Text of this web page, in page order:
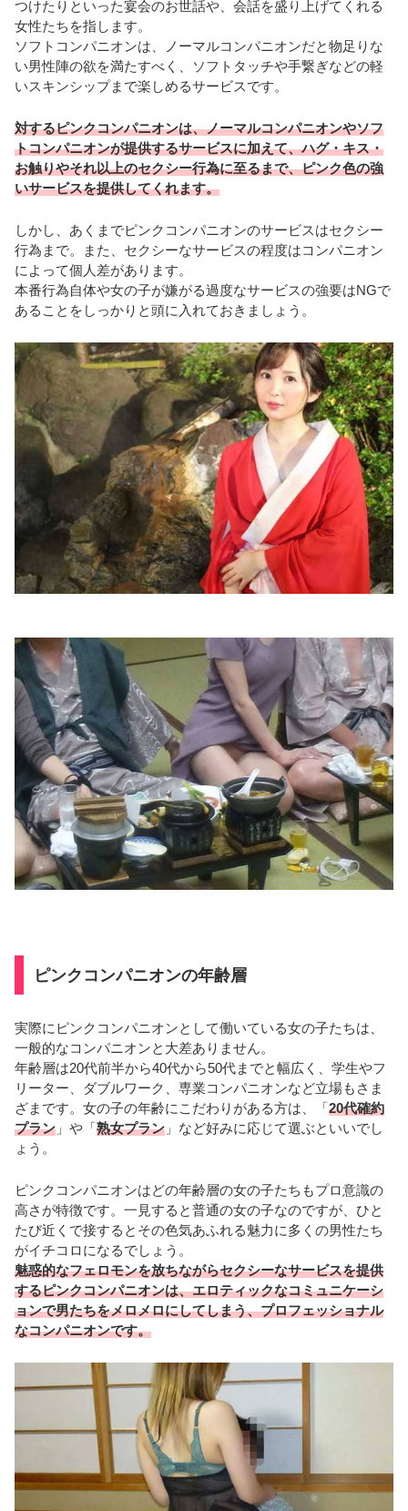
つけたりといった宴会のお世話や、会話を盛り上げてくれる
女性たちを指します。
ソフトコンパニオンは、ノーマルコンパニオンだと物足りな
い男性陣の欲を満たすべく、ソフトタッチや手繋ぎなどの軽
いスキンシップまで楽しめるサービスです。
対するピンクコンパニオンは、ノーマルコンパニオンやソフ
トコンパニオンが提供するサービスに加えて、ハグ・キス・
お触りやそれ以上のセクシー行為に至るまで、ピンク色の強
いサービスを提供してくれます。
しかし、あくまでピンクコンパニオンのサービスはセクシー
行為まで。また、セクシーなサービスの程度はコンパニオン
によって個人差があります。
本番行為自体や女の子が嫌がる過度なサービスの強要はNGで
あることをしっかりと頭に入れておきましょう。
ピンクコンパニオンの年齢層
実際にピンクコンパニオンとして働いている女の子たちは、
一般的なコンパニオンと大差ありません。
年齢層は20代前半から40代から50代までと幅広く、学生やフ
リーター、ダブルワーク、専業コンパニオンなど立場もさま
ざまです。女の子の年齢にこだわりがある方は、「20代確約
プラン 」や「熟女プラン 」など好みに応じて選ぶといいでし
ょう。
ピンクコンパニオンはどの年齢層の女の子たちもプロ意識の
高さが特徴です。一見すると普通の女の子なのですが、ひと
たび近くで接するとその色気あふれる魅力に多くの男性たち
がイチコロになるでしょう。
魅惑的なフェロモンを放ちながらセクシーなサービスを提供
するピンクコンパニオンは、エロティックなコミュニケーシ
ョンで男たちをメロメロにしてしまう、プロフェッショナル
なコンパニオンです。